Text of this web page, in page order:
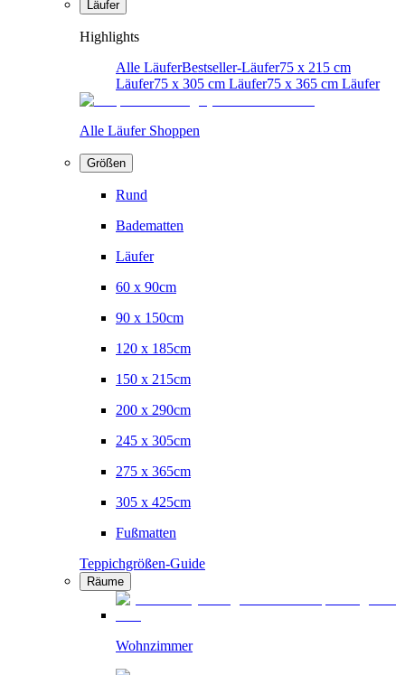
Läufer
Highlights
Alle LäuferBestseller-Läufer75 x 215 cm
Läufer75 x 305 cm Läufer75 x 365 cm Läufer
Alle Läufer Shoppen
Größen
Rund
Badematten
Läufer
60 x 90cm
90 x 150cm
120 x 185cm
150 x 215cm
200 x 290cm
245 x 305cm
275 x 365cm
305 x 425cm
Fußmatten
Teppichgrößen-Guide
Räume
Wohnzimmer